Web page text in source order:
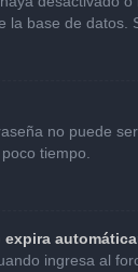
la base de datos.
no puede
tiempo.
ingresa al